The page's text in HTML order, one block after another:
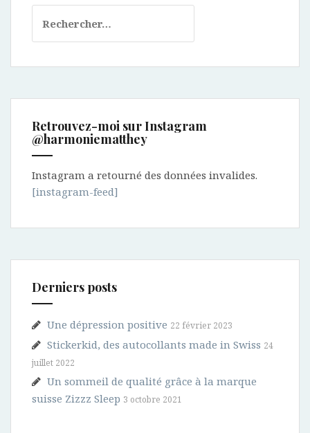
Retrouvez-moi sur Instagram
@harmoniematthey
Instagram a retourné des données invalides.
[instagram-feed]
Derniers posts
Une dépression positive 22 février 2023
Stickerkid, des autocollants made in Swiss 24
juillet 2022
Un sommeil de qualité grâce à la marque
suisse Zizzz Sleep 3 octobre 2021